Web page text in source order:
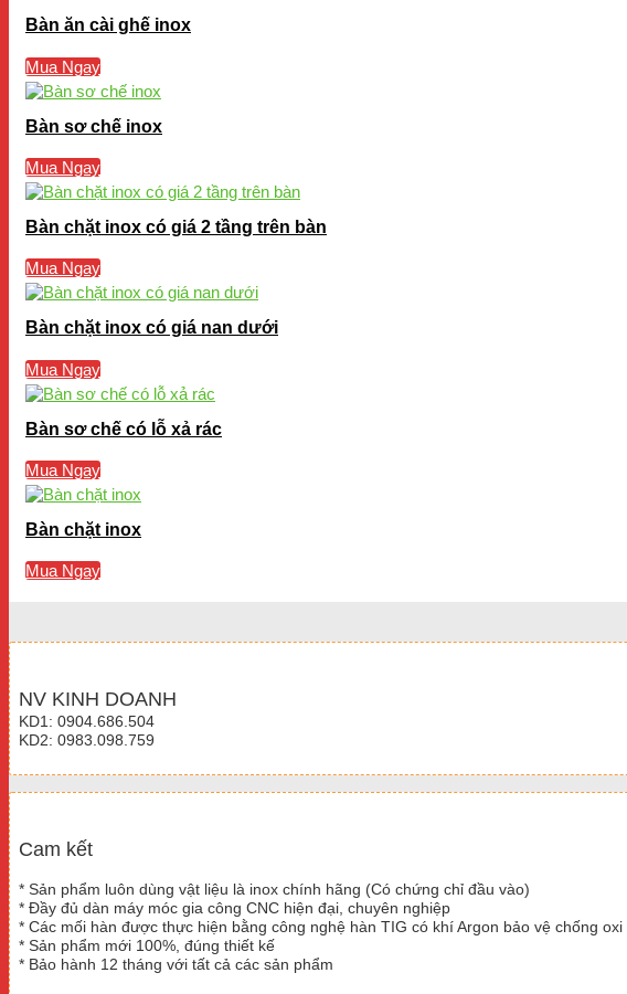
Bàn ăn cài ghế inox
Mua Ngay
Bàn sơ chế inox
Mua Ngay
Bàn chặt inox có giá 2 tầng trên bàn
Mua Ngay
Bàn chặt inox có giá nan dưới
Mua Ngay
Bàn sơ chế có lỗ xả rác
Mua Ngay
Bàn chặt inox
Mua Ngay
NV KINH DOANH
KD1: 0904.686.504
KD2: 0983.098.759
Cam kết
* Sản phẩm luôn dùng vật liệu là inox chính hãng (Có chứng chỉ đầu vào)
* Đầy đủ dàn máy móc gia công CNC hiện đại, chuyên nghiệp
* Các mối hàn được thực hiện bằng công nghệ hàn TIG có khí Argon bảo vệ chống oxi
* Sản phẩm mới 100%, đúng thiết kế
* Bảo hành 12 tháng với tất cả các sản phẩm